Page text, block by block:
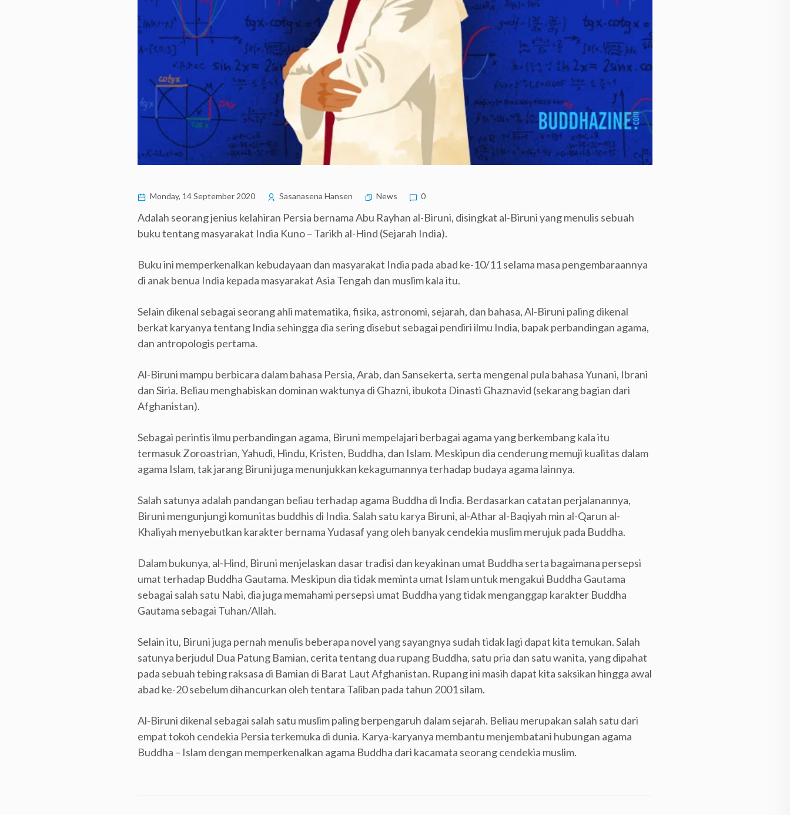
Monday, 14 September 2020 Sasanasena Hansen News 0
Adalah seorang jenius kelahiran Persia bernama Abu Rayhan al-Biruni, disingkat al-Biruni yang menulis sebuah
buku tentang masyarakat India Kuno – Tarikh al-Hind (Sejarah India).
Buku ini memperkenalkan kebudayaan dan masyarakat India pada abad ke-10/11 selama masa pengembaraannya
di anak benua India kepada masyarakat Asia Tengah dan muslim kala itu.
Selain dikenal sebagai seorang ahli matematika, fisika, astronomi, sejarah, dan bahasa, Al-Biruni paling dikenal
berkat karyanya tentang India sehingga dia sering disebut sebagai pendiri ilmu India, bapak perbandingan agama,
dan antropologis pertama.
Al-Biruni mampu berbicara dalam bahasa Persia, Arab, dan Sansekerta, serta mengenal pula bahasa Yunani, Ibrani
dan Siria. Beliau menghabiskan dominan waktunya di Ghazni, ibukota Dinasti Ghaznavid (sekarang bagian dari
Afghanistan).
Sebagai perintis ilmu perbandingan agama, Biruni mempelajari berbagai agama yang berkembang kala itu
termasuk Zoroastrian, Yahudi, Hindu, Kristen, Buddha, dan Islam. Meskipun dia cenderung memuji kualitas dalam
agama Islam, tak jarang Biruni juga menunjukkan kekagumannya terhadap budaya agama lainnya.
Salah satunya adalah pandangan beliau terhadap agama Buddha di India. Berdasarkan catatan perjalanannya,
Biruni mengunjungi komunitas buddhis di India. Salah satu karya Biruni, al-Athar al-Baqiyah min al-Qarun al-
Khaliyah menyebutkan karakter bernama Yudasaf yang oleh banyak cendekia muslim merujuk pada Buddha.
Dalam bukunya, al-Hind, Biruni menjelaskan dasar tradisi dan keyakinan umat Buddha serta bagaimana persepsi
umat terhadap Buddha Gautama. Meskipun dia tidak meminta umat Islam untuk mengakui Buddha Gautama
sebagai salah satu Nabi, dia juga memahami persepsi umat Buddha yang tidak menganggap karakter Buddha
Gautama sebagai Tuhan/Allah.
Selain itu, Biruni juga pernah menulis beberapa novel yang sayangnya sudah tidak lagi dapat kita temukan. Salah
satunya berjudul Dua Patung Bamian, cerita tentang dua rupang Buddha, satu pria dan satu wanita, yang dipahat
pada sebuah tebing raksasa di Bamian di Barat Laut Afghanistan. Rupang ini masih dapat kita saksikan hingga awal
abad ke-20 sebelum dihancurkan oleh tentara Taliban pada tahun 2001 silam.
Al-Biruni dikenal sebagai salah satu muslim paling berpengaruh dalam sejarah. Beliau merupakan salah satu dari
empat tokoh cendekia Persia terkemuka di dunia. Karya-karyanya membantu menjembatani hubungan agama
Buddha – Islam dengan memperkenalkan agama Buddha dari kacamata seorang cendekia muslim.